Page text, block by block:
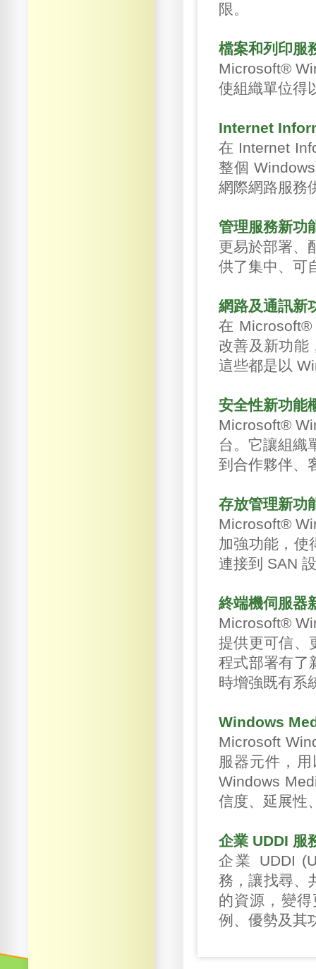
限。
檔案和列印服
Microsoft®
使組織單位得
Internet
在 Internet
整個
網際網路服務
管理服務新功
更易於部署、
供了集中、可
網路及通訊新
在 Microsoft®
改善及新功能
這些都是以
安全性新功能
Microsoft®
台。它讓組織
到合作夥伴、
存放管理新功
Microsoft®
加強功能，使
連接到 SAN
終端機伺服器
Microsoft®
提供更可信、
程式部署有了
時增強既有系
Windows
Microsoft
服器元件，
Windows
信度、延展性
企業 UDDI 服
企業 UDDI
務，讓找尋、
的資源，變
例、優勢及其